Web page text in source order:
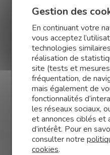
Opticien
Huissier de justice
Taxi
Le réseau
Gestion des
En continuant votre
vous acceptez
technologies
réalisation de
site (tests et mesures
fréquentation, de
mais également de
fonctionnalités
les réseaux sociaux,
et annonces ciblés et
d’intérêt. Pour en
consulter notre
cookies.